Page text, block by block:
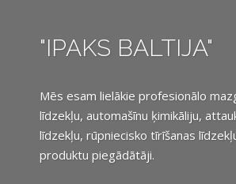
"IPAKS BALTIJA"
Mēs esam lielākie profesionālo
līdzekļu, automašīnu ķimikāliju,
līdzekļu, rūpniecisko tīrīšanas
produktu piegādātāji.